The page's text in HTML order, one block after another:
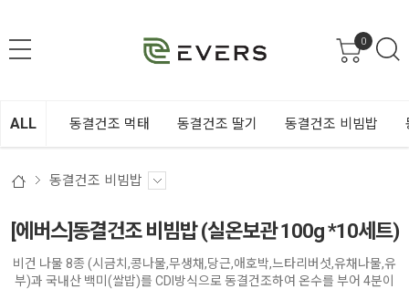
0
ALL 동결건조 먹태 동결건조 딸기 동결건조 비빔밥
동결건조 비빔밥
[에버스]동결건조 비빔밥 (실온보관 100g *10세트)
비건 나물 8종 (시금치,콩나물,무생채,당근,애호박,느타리버섯,유채나물,유
부)과 국내산 백미(쌀밥)를 CDI방식으로 동결건조하여 온수를 부어 4분이